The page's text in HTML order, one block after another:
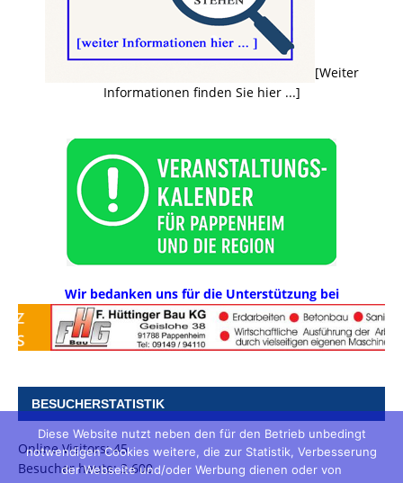
[Weiter
Informationen finden Sie hier ...]
Wir bedanken uns für die Unterstützung bei
BESUCHERSTATISTIK
Online Visitors:45
Besucher heute:3.600
Diese Website nutzt neben den für den Betrieb unbedingt
notwendigen Cookies weitere, die zur Statistik, Verbesserung
der Webseite und/oder Werbung dienen oder von